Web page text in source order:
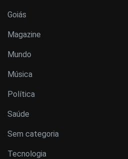
Goiás
Magazine
Mundo
Música
Política
Saúde
Sem categoria
Tecnologia